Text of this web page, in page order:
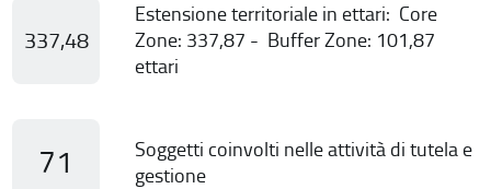
337,48
Estensione territoriale in ettari: Core
Zone: 337,87 - Buffer Zone: 101,87
ettari
71
Soggetti coinvolti nelle attività di tutela e
gestione